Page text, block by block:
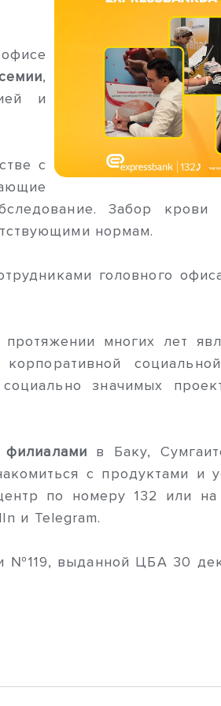
,
и
с
Забор
нормам.
головного
многих лет
значимых
филиалами в Баку,
с продуктами и
по номеру 132 или
и Telegram.
№119, выданной ЦБА 30